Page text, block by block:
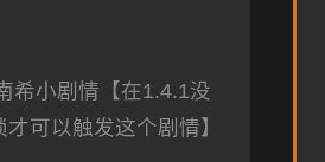
希小剧情【在1.4.1没
可以触发这个剧情】